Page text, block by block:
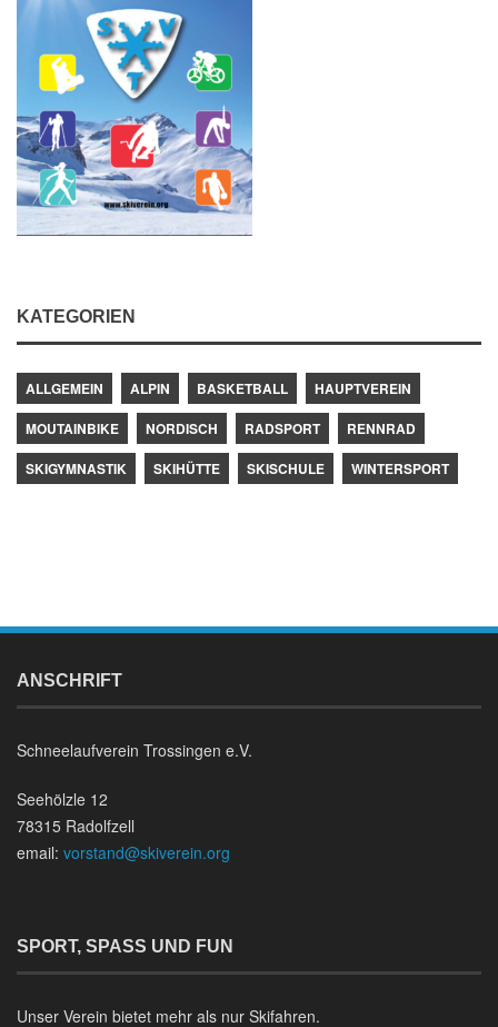
KATEGORIEN
ALLGEMEIN ALPIN BASKETBALL
HAUPTVEREIN
MOUTAINBIKE
NORDISCH RADSPORT
RENNRAD
SKIGYMNASTIK
SKIHÜTTE SKISCHULE WINTERSPORT
ANSCHRIFT
Schneelaufverein Trossingen e.V.
Seehölzle 12
78315 Radolfzell
email: vorstand@skiverein.org
SPORT, SPASS UND FUN
Unser Verein bietet mehr als nur Skifahren.